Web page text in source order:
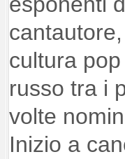
cultura
russo tra i
volte
Inizio a